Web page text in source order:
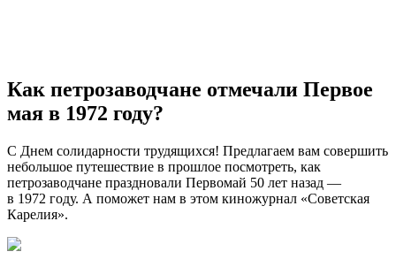
Как петрозаводчане отмечали Первое
мая в 1972 году?
С Днем солидарности трудящихся! Предлагаем вам совершить
небольшое путешествие в прошлое посмотреть, как
петрозаводчане праздновали Первомай 50 лет назад —
в 1972 году. А поможет нам в этом киножурнал «Советская
Карелия».